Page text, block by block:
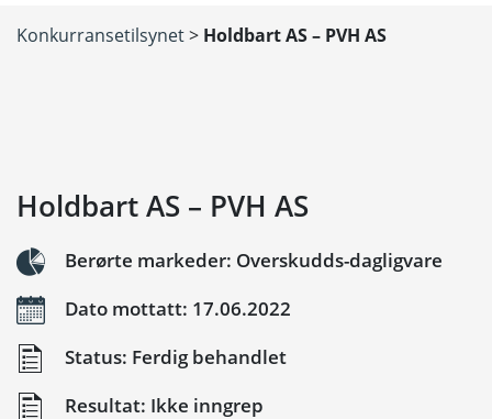
Konkurransetilsynet> Holdbart AS – PVH AS
Holdbart AS – PVH AS
Berørte markeder: Overskudds-dagligvare
Dato mottatt: 17.06.2022
Status: Ferdig behandlet
Resultat: Ikke inngrep